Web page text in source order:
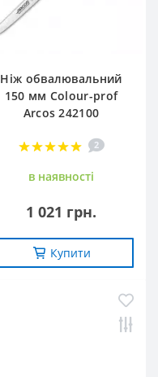
Ніж обвалювальний
150 мм Сolour-prof
Arcos 242100
2
в наявностi
1 021 грн.
Купити